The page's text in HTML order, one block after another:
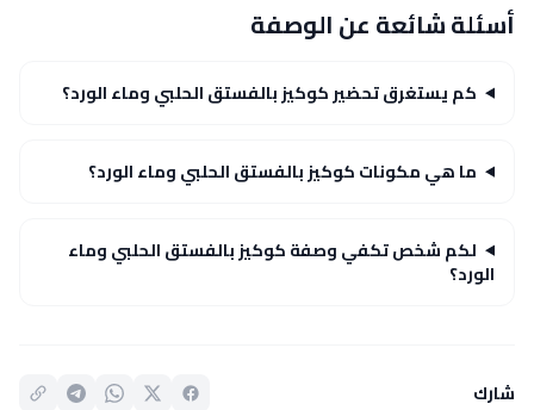
أسئلة شائعة عن الوصفة
كم يستغرق تحضير كوكيز بالفستق الحلبي وماء الورد؟
ما هي مكونات كوكيز بالفستق الحلبي وماء الورد؟
لكم شخص تكفي وصفة كوكيز بالفستق الحلبي وماء
الورد؟
شارك